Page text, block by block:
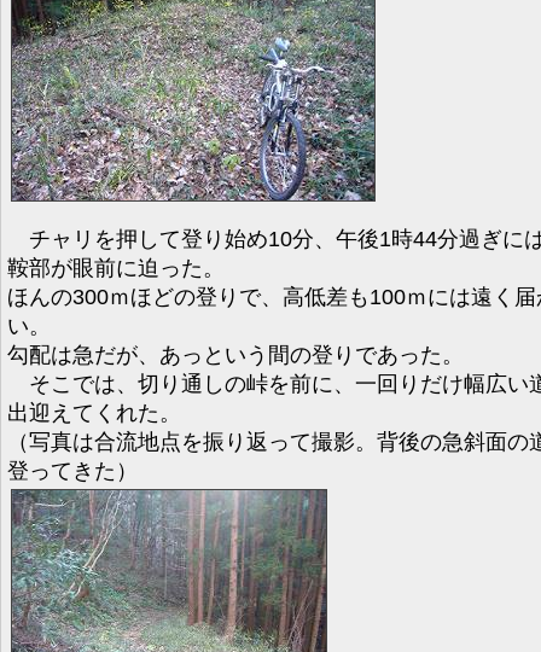
チャリを押して登り始め10分、午後1時44分過ぎに
鞍部が眼前に迫った。
ほんの300ｍほどの登りで、高低差も100ｍには遠く届
い。
勾配は急だが、あっという間の登りであった。
そこでは、切り通しの峠を前に、一回りだけ幅広い
出迎えてくれた。
（写真は合流地点を振り返って撮影。背後の急斜面の
登ってきた）